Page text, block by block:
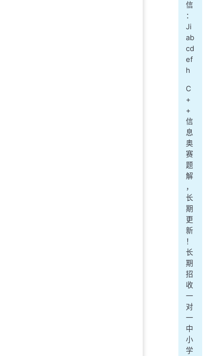
信
：
Ji
ab
cd
ef
h
C
+
+
信
息
奥
赛
题
解
，
长
期
更
新
！
长
期
招
收
一
对
一
中
小
学